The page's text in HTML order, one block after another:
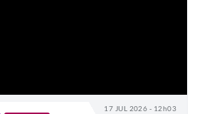
17 JUL 2026 - 12h03